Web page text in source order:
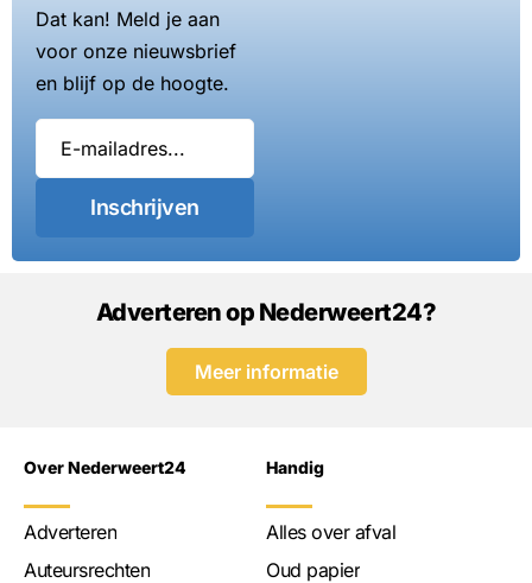
Dat kan! Meld je aan
voor onze nieuwsbrief
en blijf op de hoogte.
Inschrijven
Adverteren op Nederweert24?
Meer informatie
Over Nederweert24
Adverteren
Auteursrechten
Handig
Alles over afval
Oud papier